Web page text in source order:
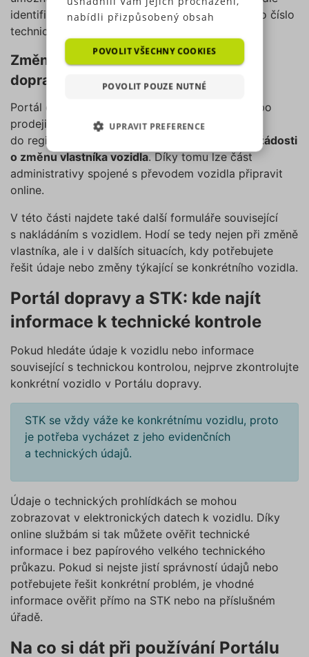
identifikačních údajů, jako je VIN, číslo ORV nebo číslo
technického průkazu.
Změna vlastníka vozidla přes Portál
dopravy
Portál dopravy můžete využít také při koupi nebo
prodeji vozidla. Po přihlášení je možné přejít
do registru silničních vozidel a využít
formulář žádosti
o změnu vlastníka vozidla. Díky tomu lze část
administrativy spojené s převodem vozidla připravit
online.
V této části najdete také další formuláře související
s nakládáním s vozidlem. Hodí se tedy nejen při změně
vlastníka, ale i v dalších situacích, kdy potřebujete
řešit údaje nebo změny týkající se konkrétního vozidla.
Portál dopravy a STK: kde najít
informace k technické kontrole
Pokud hledáte údaje k vozidlu nebo informace
související s technickou kontrolou, nejprve zkontrolujte
konkrétní vozidlo v Portálu dopravy.
STK se vždy váže ke konkrétnímu vozidlu, proto
je potřeba vycházet z jeho evidenčních
a technických údajů.
Údaje o technických prohlídkách se mohou
zobrazovat v elektronických datech k vozidlu. Díky
online službám si tak můžete ověřit technické
informace i bez papírového velkého technického
průkazu. Pokud si nejste jistí správností údajů nebo
potřebujete řešit konkrétní problém, je vhodné
informace ověřit přímo na STK nebo na příslušném
úřadě.
Na co si dát při používání Portálu
nabídli přizpůsobený obsah
analyzovat návštěvnost,
využíváme soubory cookies,
které sdílíme se svými partnery
(výkonové soubory, soubory
nezařazené soubory) můžeme
využívat pouze s Vaším
políčka u příslušného druhu
cookies pod tlačítkem „Upravit
preference“. Souhlas s použitím
všech těchto typů cookies
jedním kliknutím na tlačítko
„Povolit všechny cookies“. Pokud
používáním žádného z
volitelných typů cookies, klikněte
na tlačítko „Povolit pouze nutné
pouze tzv. nutné nebo funkční
cookies, jejichž použití je
nezbytné pro chod této webové
stránky. Nastavení cookies
podstránce "Změnit nastavení
Cookies" v zápatí našich
internetových stránek. Další
informace naleznete v našich
Zásadách ochrany osobních
údajůaZásadách používání
souborů cookie.“
POVOLIT VŠECHNY COOKIES
POVOLIT POUZE NUTNÉ
UPRAVIT PREFERENCE
NEZBYTNĚ NUTNÉ SOUBORY
SOUBORY CÍLENÍ
FUNKČNÍ SOUBORY
Nezbytně nutné soubory
Výkonové soubory
Soubory cílení
Funkční soubory
Nezařazené soubory
Nezbytně nutné soubory cookies
zprostředkovávají základní funkčnost stránky,
web bez nich nemůže fungovat. Tyto cookies
můžeme využívat i bez Vašeho souhlasu.
Doména
affiliate
.povinne-
ruceni.com